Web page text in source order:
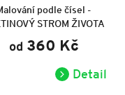
podle čísel -
STROM ŽIVOTA
produktu
je
5,0
5
od 360 Kč
Detail